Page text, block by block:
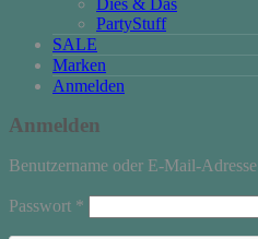
Dies & Das
PartyStuff
SALE
Marken
Anmelden
Anmelden
Benutzername oder E-Mail-Adresse
Passwort *